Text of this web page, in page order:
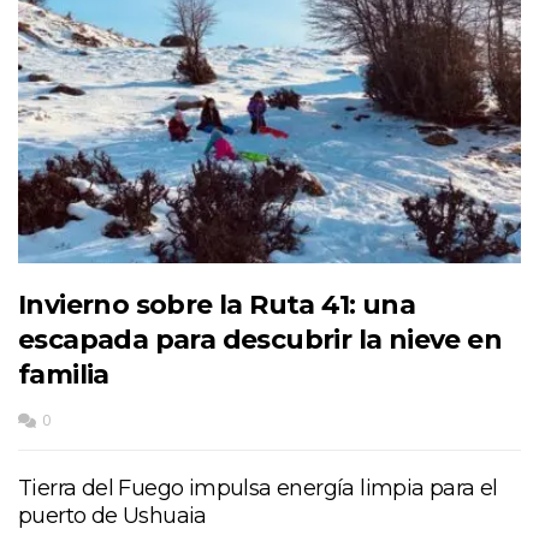
Invierno sobre la Ruta 41: una
escapada para descubrir la nieve en
familia
0
Tierra del Fuego impulsa energía limpia para el
puerto de Ushuaia